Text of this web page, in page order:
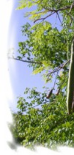
6
7
8
9
10